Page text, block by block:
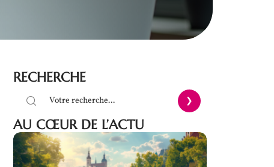
RECHERCHE
AU CŒUR DE L’ACTU